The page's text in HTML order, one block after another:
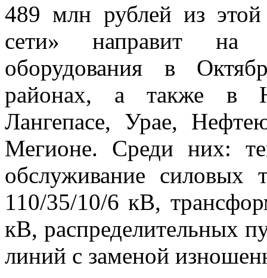
489 млн рублей из
сети» направит на
оборудования в
районах, а также в
Лангепасе, Урае,
Мегионе. Среди них:
обслуживание силовых
110/35/10/6 кВ,
кВ, распределительных
линий с заменой